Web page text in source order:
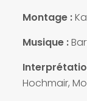
Montage :
Musique :
Hochmair,